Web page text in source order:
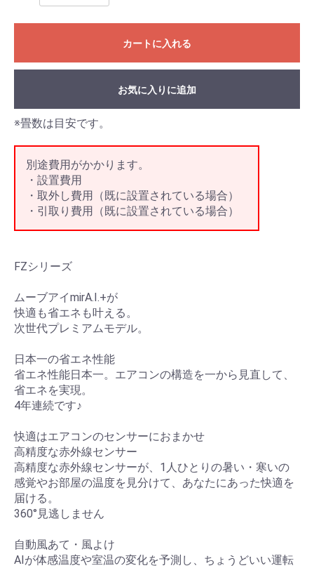
カートに入れる
お気に入りに追加
※畳数は目安です。
別途費用がかかります。
・設置費用
・取外し費用（既に設置されている場合）
・引取り費用（既に設置されている場合）
FZシリーズ
ムーブアイmirA.I.+が
快適も省エネも叶える。
次世代プレミアムモデル。
日本一の省エネ性能
省エネ性能日本一。エアコンの構造を一から見直して、
省エネを実現。
4年連続です♪
快適はエアコンのセンサーにおまかせ
高精度な赤外線センサー
高精度な赤外線センサーが、1人ひとりの暑い・寒いの
感覚やお部屋の温度を見分けて、あなたにあった快適を
届ける。
360°見逃しません
自動風あて・風よけ
AIが体感温度や室温の変化を予測し、ちょうどいい運転